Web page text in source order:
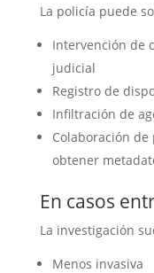
La policía puede
Intervención de
judicial
Registro de
Infiltración de
Colaboración
obtener
En casos
La investigación
Menos invasiva